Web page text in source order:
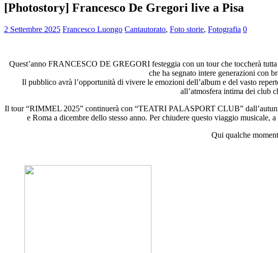
[Photostory] Francesco De Gregori live a Pisa
2 Settembre 2025 Francesco Luongo Cantautorato, Foto storie, Fotografia 0
Quest’anno FRANCESCO DE GREGORI festeggia con un tour che toccherà
che ha segnato intere generazioni con
Il pubblico avrà l’opportunità di vivere le emozioni dell’album e del vasto
all’atmosfera intima dei club
Il tour “RIMMEL 2025” continuerà con “TEATRI PALASPORT CLUB”
e Roma a dicembre dello stesso anno. Per chiudere questo viaggio
Qui qualche